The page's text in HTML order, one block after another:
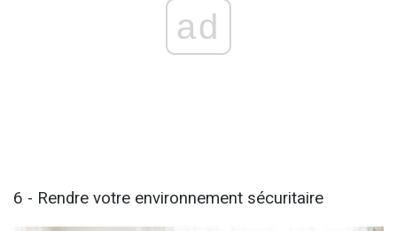
ad
6 - Rendre votre environnement sécuritaire